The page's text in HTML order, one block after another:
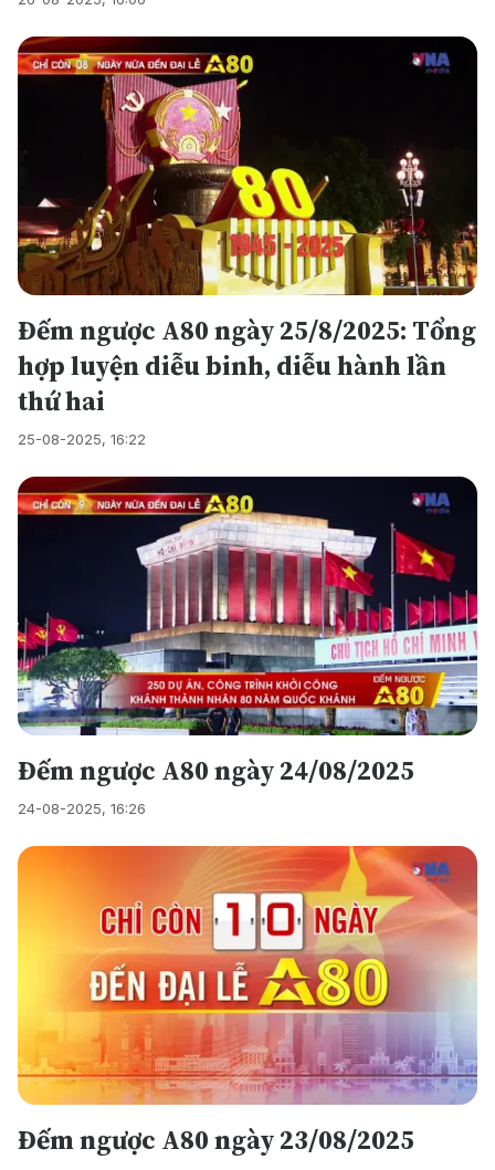
Đếm ngược A80 ngày 25/8/2025: Tổng
hợp luyện diễu binh, diễu hành lần
thứ hai
25-08-2025, 16:22
Đếm ngược A80 ngày 24/08/2025
24-08-2025, 16:26
Đếm ngược A80 ngày 23/08/2025